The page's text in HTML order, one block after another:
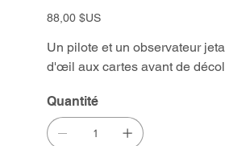
Prix
88,00 $US
Un pilote et un observateur
d'œil aux cartes avant de
Quantité